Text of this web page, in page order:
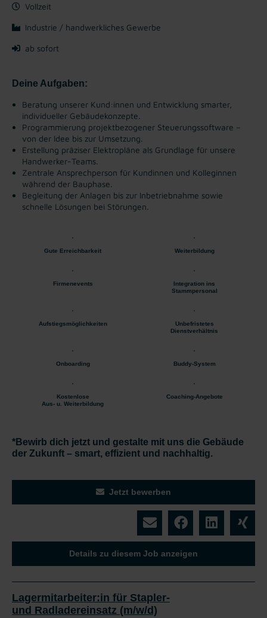
Vollzeit
Industrie / handwerkliches Gewerbe
ab sofort
Deine Aufgaben:
Beratung unserer Kund:innen und Entwicklung smarter,
individueller Gebäudekonzepte.
Programmierung projektbezogener Steuerungssoftware –
von der Idee bis zur Umsetzung.
Erstellung präziser Elektropläne als Grundlage für unsere
Handwerker-Teams.
Zentrale Ansprechperson für Kundinnen und Kolleginnen
während der Bauphase.
Begleitung der Anlagen bis zur Inbetriebnahme sowie
schnelle Lösungen bei Störungen.
Gute Erreichbarkeit Weiterbildung
Firmenevents
Integration ins
Stammpersonal
Aufstiegsmöglichkeiten
Unbefristetes
Dienstverhältnis
Onboarding Buddy-System
Kostenlose
Aus- u. Weiterbildung
Coaching-Angebote
*Bewirb dich jetzt und gestalte mit uns die Gebäude
der Zukunft – smart, effizient und nachhaltig.
Jetzt bewerben
Details zu diesem Job anzeigen
Lagermitarbeiter:in für Stapler-
und Radladereinsatz (m/w/d)